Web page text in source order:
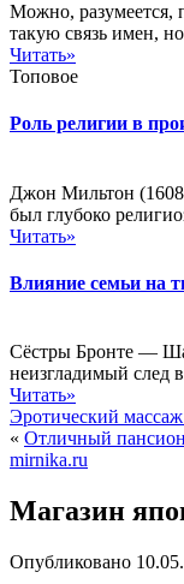
Можно, разумеется,
такую связь имен,
Читать»
Топовое
Роль религии в
Джон Мильтон
был глубоко
Читать»
Влияние семьи на
Сёстры Бронте —
неизгладимый след
Читать»
Эротический
« Отличный
mirnika.ru
Магазин
Опубликовано